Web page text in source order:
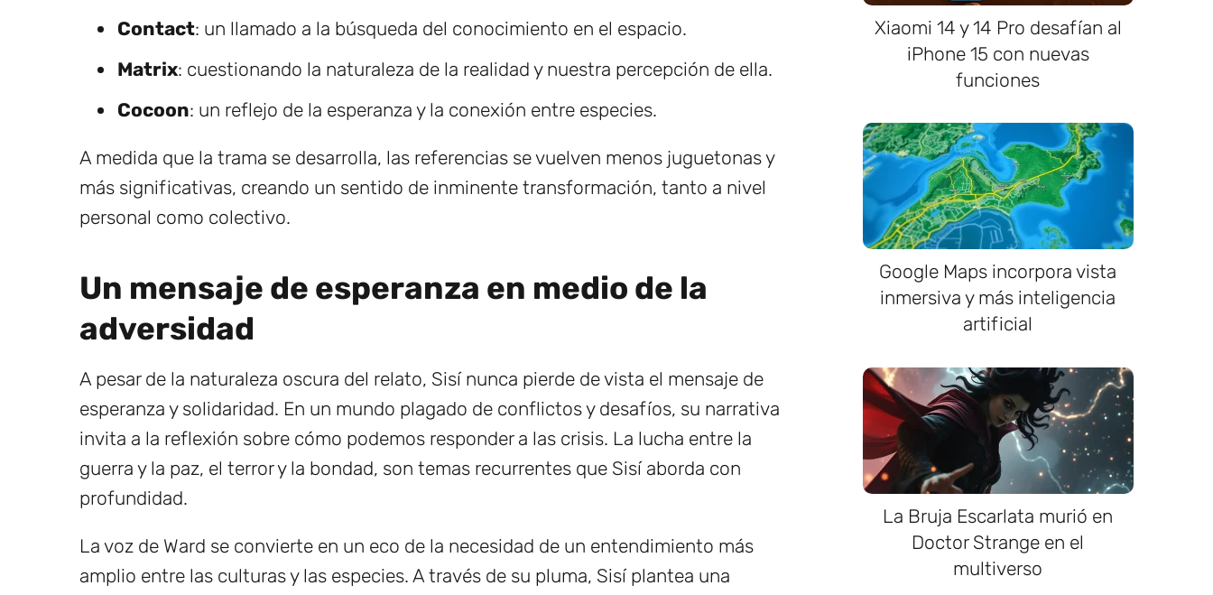
Contact: un llamado a la búsqueda del conocimiento en el espacio.
Matrix: cuestionando la naturaleza de la realidad y nuestra percepción de ella.
Cocoon: un reflejo de la esperanza y la conexión entre especies.
A medida que la trama se desarrolla, las referencias se vuelven menos juguetonas y
más significativas, creando un sentido de inminente transformación, tanto a nivel
personal como colectivo.
Un mensaje de esperanza en medio de la
adversidad
A pesar de la naturaleza oscura del relato, Sisí nunca pierde de vista el mensaje de
esperanza y solidaridad. En un mundo plagado de conflictos y desafíos, su narrativa
invita a la reflexión sobre cómo podemos responder a las crisis. La lucha entre la
guerra y la paz, el terror y la bondad, son temas recurrentes que Sisí aborda con
profundidad.
La voz de Ward se convierte en un eco de la necesidad de un entendimiento más
amplio entre las culturas y las especies. A través de su pluma, Sisí plantea una
Xiaomi 14 y 14 Pro desafían al
iPhone 15 con nuevas
funciones
Google Maps incorpora vista
inmersiva y más inteligencia
artificial
La Bruja Escarlata murió en
Doctor Strange en el
multiverso